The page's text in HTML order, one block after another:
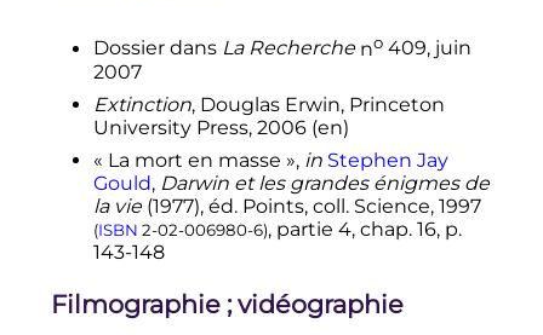
Joachimskiet Paul B.Wignall,
« Lethally Hot Temperatures During
Science,vol. 338,no 6105, 2012,
p. 366-370 DOI 10.1126/science.1224126
lire en ligne) .
123« L'extinction du Permien aurait
commencé par les plantes », sur
Sciences et Avenir
(consulté le17 juillet
.
↑(en)Christopher R.Fielding, Tracy
D. Frank , Stephen McLoughlin
Dossier dans La Recherche no 409, juin
2007
Extinction, Douglas Erwin, Princeton
University Press, 2006 (en)
« La mort en masse », in Stephen Jay
Gould, Darwin et les grandes énigmes de
la vie(1977), éd. Points, coll. Science, 1997
(ISBN 2-02-006980-6), partie 4, chap. 16, p.
143-148
Filmographie ; vidéographie